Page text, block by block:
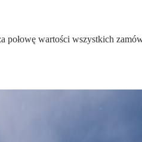
połowę wartości wszystkich